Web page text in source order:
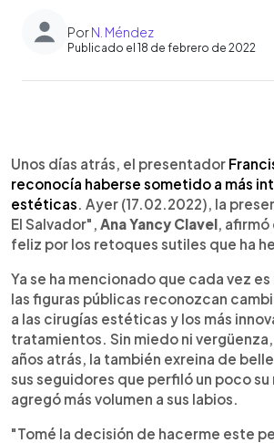
PorN. Méndez
Publicado el 18 de febrero de 2022
► Escuchar artículo
Unos días atrás, el presentador
reconocía haberse sometido a más
estéticas. Ayer (17.02.2022), la
El Salvador", Ana Yancy Clavel, afirmó
feliz por los retoques sutiles que ha
Ya se ha mencionado que cada vez
las figuras públicas reconozcan
a las cirugías estéticas y los más
tratamientos. Sin miedo ni
años atrás, la también exreina de
sus seguidores que perfiló un poco su
agregó más volumen a sus labios.
"Tomé la decisión de hacerme este